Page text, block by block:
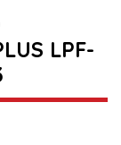
LPF-